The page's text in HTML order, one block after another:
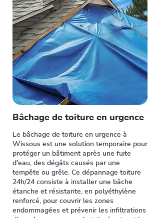
Bâchage de toiture en urgence
Le bâchage de toiture en urgence à
Wissous est une solution temporaire pour
protéger un bâtiment après une fuite
d'eau, des dégâts causés par une
tempête ou grêle. Ce dépannage toiture
24h/24 consiste à installer une bâche
étanche et résistante, en polyéthylène
renforcé, pour couvrir les zones
endommagées et prévenir les infiltrations